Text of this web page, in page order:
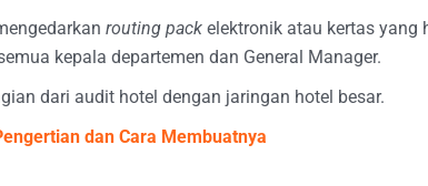
routing pack elektronik atau kertas yang
kepala departemen dan General Manager.
dari audit hotel dengan jaringan hotel besar.
dan Cara Membuatnya